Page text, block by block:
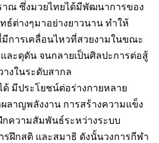
าณ ซึ่งมวยไทยได้มีพัฒนาการของ
ธ์ต่างๆมาอย่างยาวนาน ทำให้
การเคลื่อนไหวที่สวยงามในขณะ
ละดุดัน จนกลายเป็นศิลปะการต่อสู้
งในระดับสากล
มีประโยชน์ต่อร่างกายหลาย
ผลาญพลังงาน การสร้างความแข็ง
กความสัมพันธ์ระหว่างระบบ
รฝึกสติ และสมาธิ ดังนั้นวงการกีฬา